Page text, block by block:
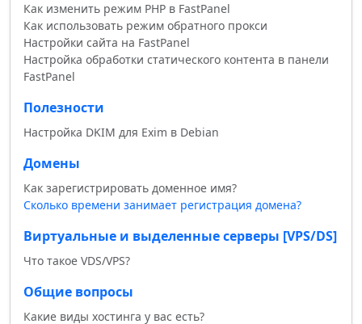
Как изменить режим PHP в FastPanel
Как использовать режим обратного прокси
Настройки сайта на FastPanel
Настройка обработки статического контента в панели
FastPanel
Полезности
Настройка DKIM для Exim в Debian
Домены
Как зарегистрировать доменное имя?
Сколько времени занимает регистрация домена?
Виртуальные и выделенные серверы [VPS/DS]
Что такое VDS/VPS?
Общие вопросы
Какие виды хостинга у вас есть?